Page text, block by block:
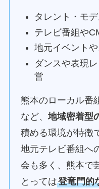
タレント・モ
テレビ番組や
地元イベント
ダンスや表現
営
熊本のローカル番
など、地域密着型
積める環境が特徴
地元テレビ番組へ
会も多く、熊本で
とっては登竜門的